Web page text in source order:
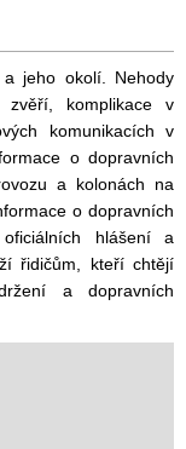
jeho okolí. Nehody
komplikace v
komunikacích v
o dopravních
a kolonách na
o dopravních
hlášení a
řidičům, kteří chtějí
a dopravních